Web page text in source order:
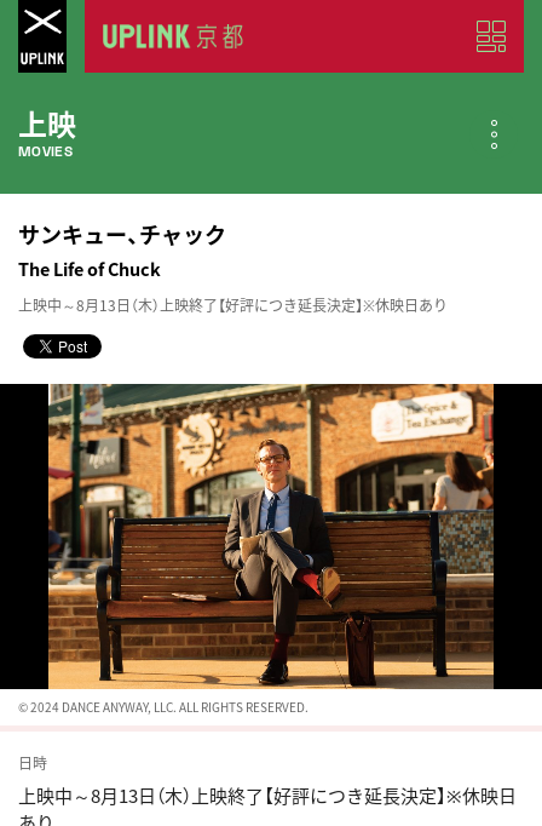
上映
MOVIES
公開中の作品
近日公開の作品
COMING SOON
今月のスケジュール
MONTHLY SCHEDULE
サンキュー、チャック
The Life of Chuck
上映中～8月13日（木）上映終了【好評につき延長決定】※休映日あり
© 2024 DANCE ANYWAY, LLC. ALL RIGHTS RESERVED.
日時
上映中～8月13日（木）上映終了【好評につき延長決定】※休映日